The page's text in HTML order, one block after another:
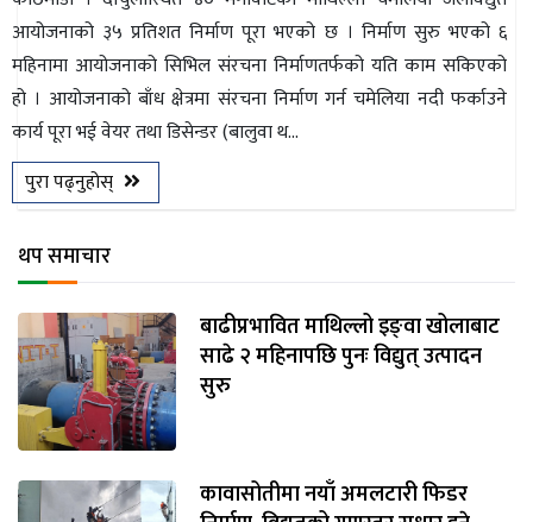
आयोजनाको ३५ प्रतिशत निर्माण पूरा भएको छ । निर्माण सुरु भएको ६
महिनामा आयोजनाको सिभिल संरचना निर्माणतर्फको यति काम सकिएको
हो । आयोजनाको बाँध क्षेत्रमा संरचना निर्माण गर्न चमेलिया नदी फर्काउने
कार्य पूरा भई वेयर तथा डिसेन्डर (बालुवा थ...
पुरा पढ्नुहोस्
थप समाचार
बाढीप्रभावित माथिल्लो इङ्‌वा खोलाबाट
साढे २ महिनापछि पुनः विद्युत् उत्पादन
सुरु
कावासोतीमा नयाँ अमलटारी फिडर